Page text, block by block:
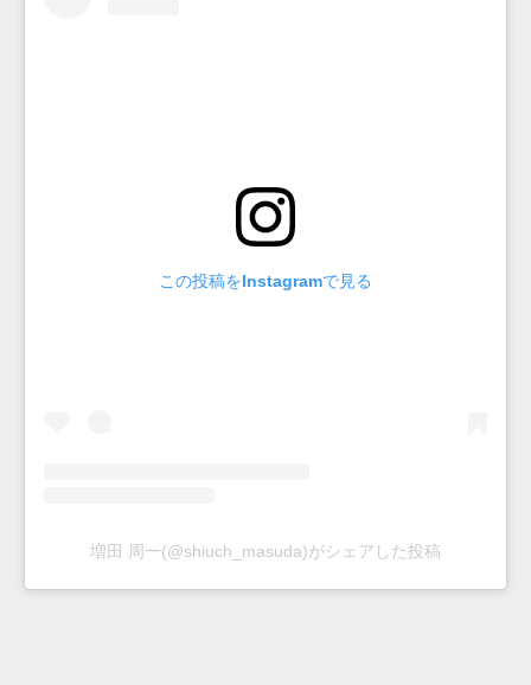
この投稿をInstagramで見る
増田 周一(@shiuch_masuda)がシェアした投稿